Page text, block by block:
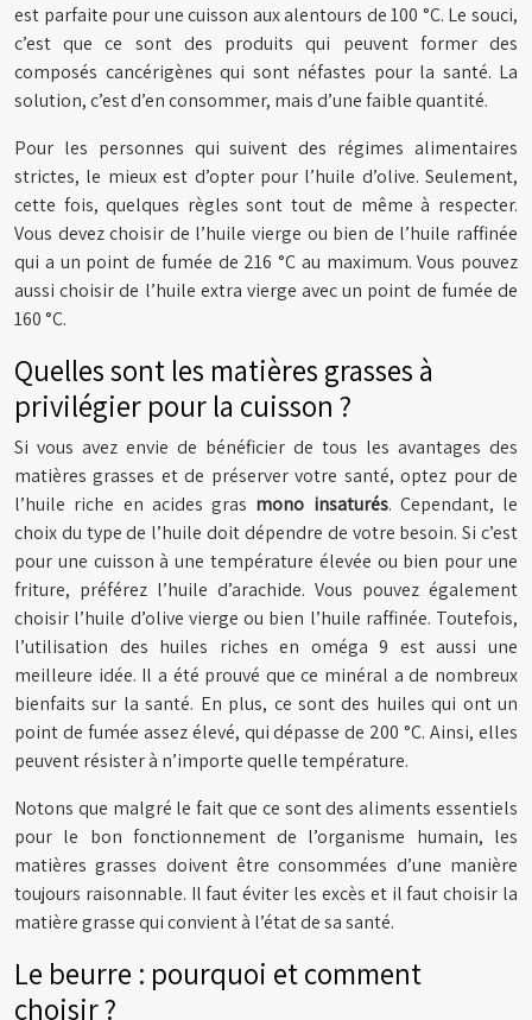
est parfaite pour une cuisson aux alentours de 100 °C. Le souci,
c’est que ce sont des produits qui peuvent former des
composés cancérigènes qui sont néfastes pour la santé. La
solution, c’est d’en consommer, mais d’une faible quantité.
Pour les personnes qui suivent des régimes alimentaires
strictes, le mieux est d’opter pour l’huile d’olive. Seulement,
cette fois, quelques règles sont tout de même à respecter.
Vous devez choisir de l’huile vierge ou bien de l’huile raffinée
qui a un point de fumée de 216 °C au maximum. Vous pouvez
aussi choisir de l’huile extra vierge avec un point de fumée de
160 °C.
Quelles sont les matières grasses à
privilégier pour la cuisson ?
Si vous avez envie de bénéficier de tous les avantages des
matières grasses et de préserver votre santé, optez pour de
l’huile riche en acides gras mono insaturés. Cependant, le
choix du type de l’huile doit dépendre de votre besoin. Si c’est
pour une cuisson à une température élevée ou bien pour une
friture, préférez l’huile d’arachide. Vous pouvez également
choisir l’huile d’olive vierge ou bien l’huile raffinée. Toutefois,
l’utilisation des huiles riches en oméga 9 est aussi une
meilleure idée. Il a été prouvé que ce minéral a de nombreux
bienfaits sur la santé. En plus, ce sont des huiles qui ont un
point de fumée assez élevé, qui dépasse de 200 °C. Ainsi, elles
peuvent résister à n’importe quelle température.
Notons que malgré le fait que ce sont des aliments essentiels
pour le bon fonctionnement de l’organisme humain, les
matières grasses doivent être consommées d’une manière
toujours raisonnable. Il faut éviter les excès et il faut choisir la
matière grasse qui convient à l’état de sa santé.
Le beurre : pourquoi et comment
choisir ?